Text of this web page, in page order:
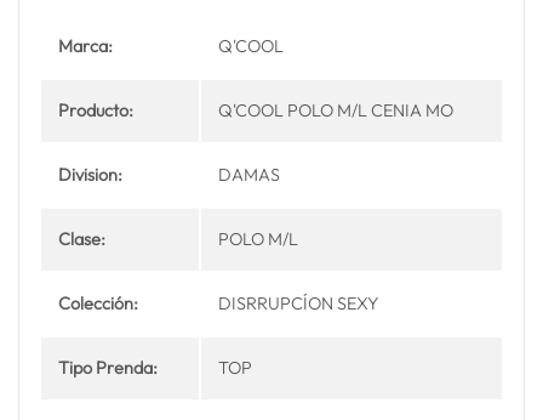
Marca: Q'COOL
Producto: Q'COOL POLO M/L CENIA MO
Division: DAMAS
Clase: POLO M/L
Colección: DISRRUPCÍON SEXY
Tipo Prenda: TOP